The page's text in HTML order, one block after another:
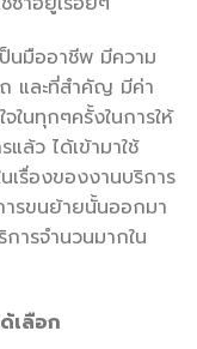
ป็นมืออาชีพ มีความ
ถ และที่สำคัญ มีค่า
ในทุกๆครั้งในการให้
แล้ว ได้เข้ามาใช้
เรื่องของงานบริการ
ารขนย้ายนั้นออกมา
การจำนวนมากใน
เลือก